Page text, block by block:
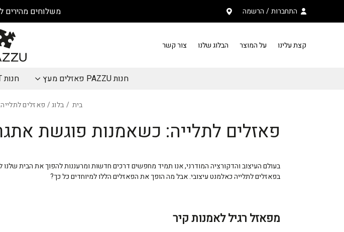
משלוחים מהירים התחברות/ הרשמה
קצת עלינו
על המוצר הבלוג שלנו צור קשר
חנות PAZZU פאזלים מעץ חנות SMART
בית / בלוג/ פאזלים
פאזלים לתלייה: כשאמנות פוגשת
בעולם העיצוב והדקורציה המודרני, אנו תמיד מחפשים דרכים חדשות ומרעננות להפוך את הבית
בפאזלים לתלייה כאלמנט עיצובי. אבל מה הופך את הפאזלים הללו למיוחדים כל כך?
מפאזל רגיל לאמנות קיר